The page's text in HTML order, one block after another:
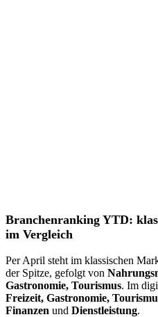
Branchenranking YTD:
im Vergleich
Per April steht im klassischen
der Spitze, gefolgt von
Gastronomie, Tourismus. Im
Freizeit, Gastronomie,
Finanzen und Dienstleistung.